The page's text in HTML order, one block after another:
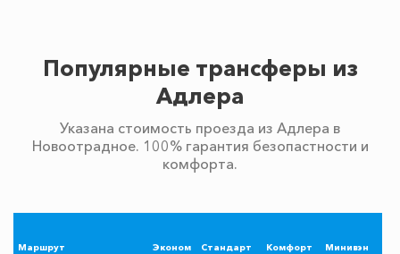
Популярные трансферы из
Адлера
Указана стоимость проезда из Адлера в
Новоотрадное. 100% гарантия безопастности и
комфорта.
Маршрут Эконом Стандарт Комфорт Минивэн